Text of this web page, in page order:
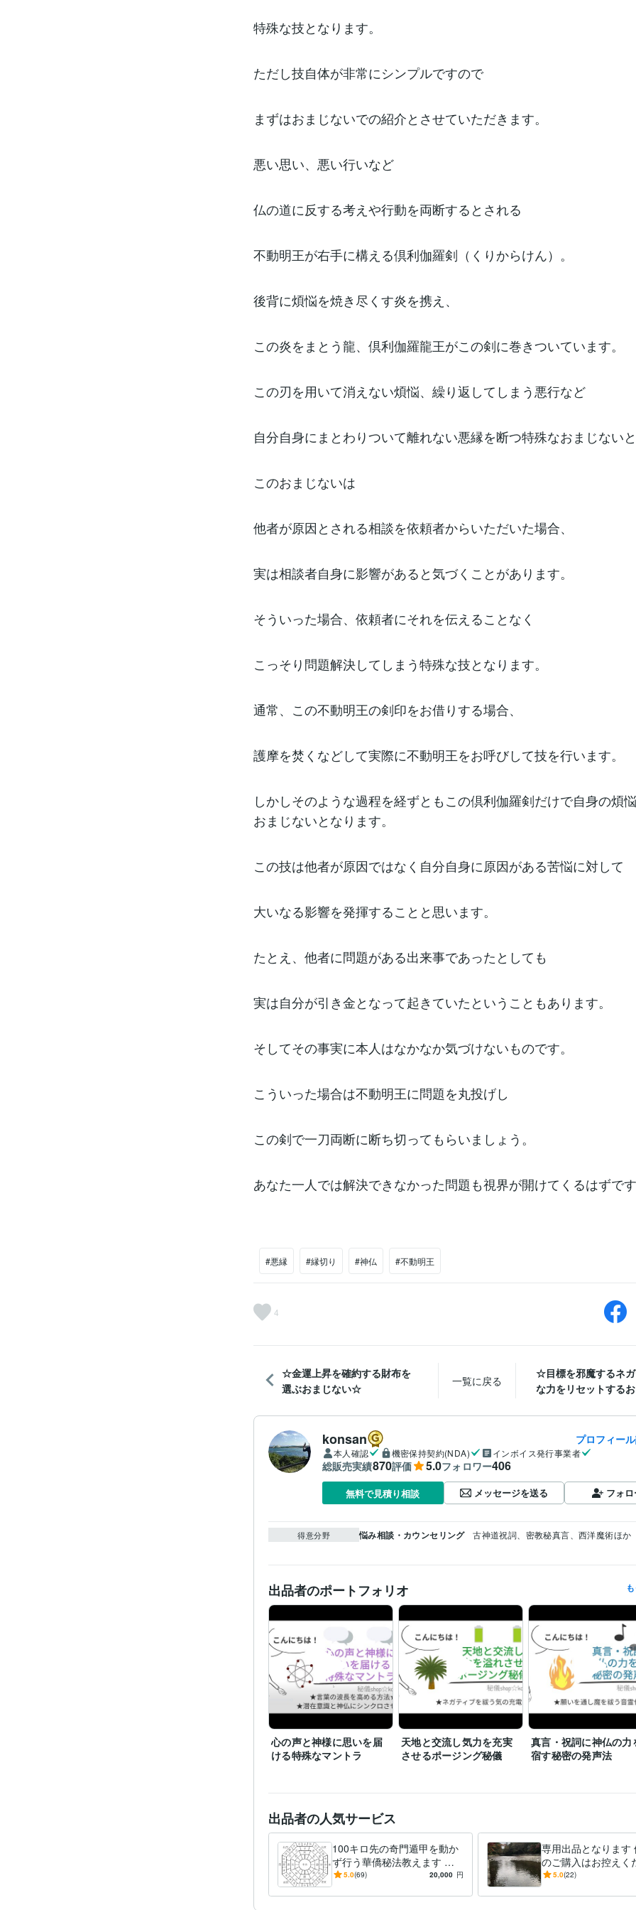
特殊な技となります。
ただし技自体が非常にシンプルですので
まずはおまじないでの紹介とさせていただきます。
悪い思い、悪い行いなど
仏の道に反する考えや行動を両断するとされる
不動明王が右手に構える倶利伽羅剣（くりからけん）。
後背に煩悩を焼き尽くす炎を携え、
この炎をまとう龍、倶利伽羅龍王がこの剣に巻きついています。
この刃を用いて消えない煩悩、繰り返してしまう悪行など
自分自身にまとわりついて離れない悪縁を断つ特殊なおまじないと
このおまじないは
他者が原因とされる相談を依頼者からいただいた場合、
実は相談者自身に影響があると気づくことがあります。
そういった場合、依頼者にそれを伝えることなく
こっそり問題解決してしまう特殊な技となります。
通常、この不動明王の剣印をお借りする場合、
護摩を焚くなどして実際に不動明王をお呼びして技を行います。
しかしそのような過程を経ずともこの倶利伽羅剣だけで自身の煩
おまじないとなります。
この技は他者が原因ではなく自分自身に原因がある苦悩に対して
大いなる影響を発揮することと思います。
たとえ、他者に問題がある出来事であったとしても
実は自分が引き金となって起きていたということもあります。
そしてその事実に本人はなかなか気づけないものです。
こういった場合は不動明王に問題を丸投げし
この剣で一刀両断に断ち切ってもらいましょう。
あなた一人では解決できなかった問題も視界が開けてくるはずです
#悪縁 #縁切り #神仏 #不動明王
4
☆金運上昇を確約する財布を
選ぶおまじない☆
一覧に戻る
☆目標を邪魔するネ
な力をリセットする
konsan プロフィー
本人確認 機密保持契約(NDA) インボイス発行事業者
総販売実績870評価 5.0フォロワー406
無料で見積り相談 メッセージを送る フォ
得意分野 悩み相談・カウンセリング 古神道祝詞、密教秘真言、西洋魔術ほか
出品者のポートフォリオ
心の声と神様に思いを届
ける特殊なマントラ
天地と交流し気力を充実
させるポージング秘儀
真言・祝詞に神仏の力
宿す秘密の発声法
出品者の人気サービス
100キロ先の奇門遁甲を動か
ず行う華僑秘法教えます 直
伝☆遠方へ旅行しなくても方
5.0(69) 20,000 円
専用出品となります
のご購入はお控えく
5.0(22)